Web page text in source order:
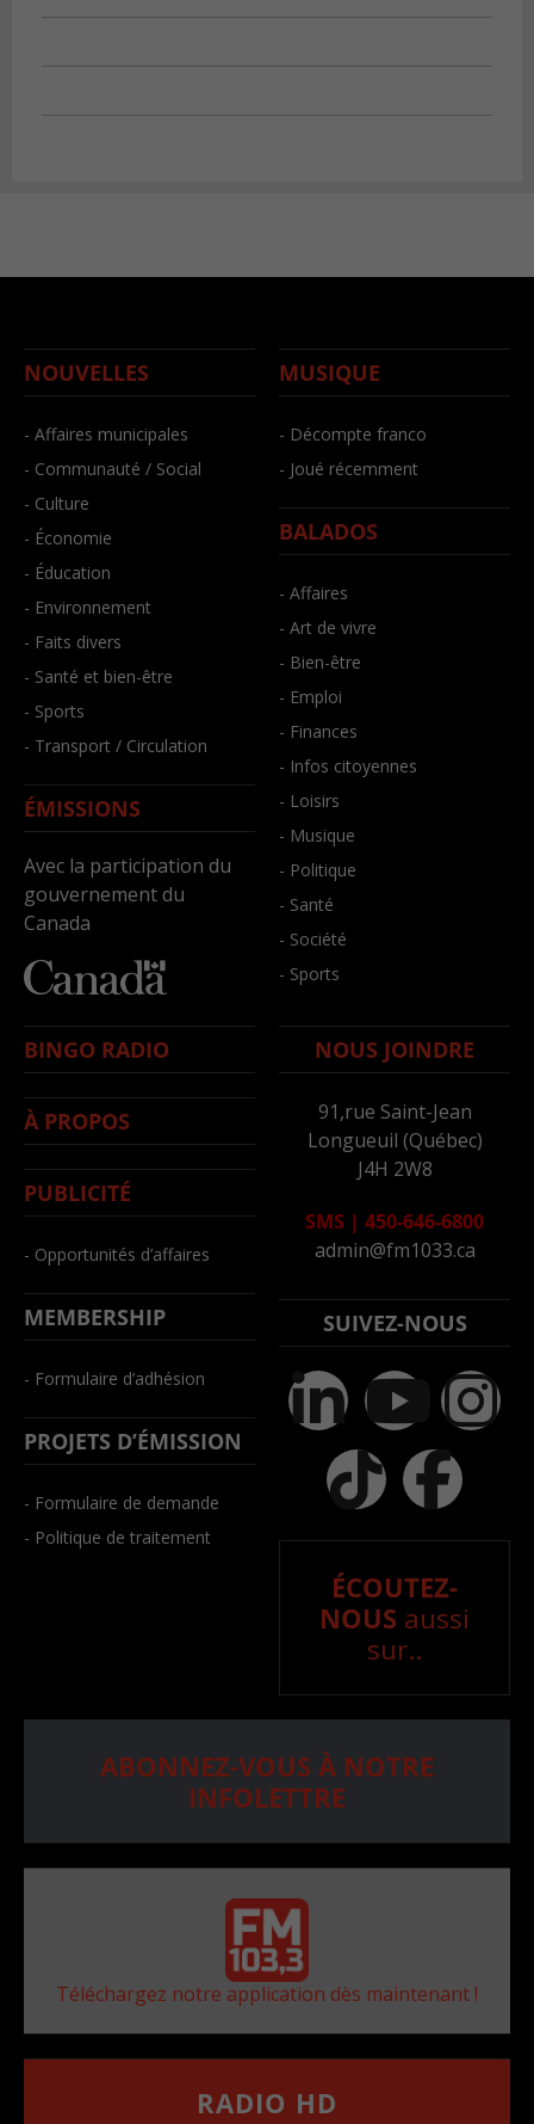
NOUVELLES
- Affaires municipales
- Communauté / Social
- Culture
- Économie
- Éducation
- Environnement
- Faits divers
- Santé et bien-être
- Sports
- Transport / Circulation
ÉMISSIONS
Avec la participation du
gouvernement du
Canada
MUSIQUE
- Décompte franco
- Joué récemment
BALADOS
- Affaires
- Art de vivre
- Bien-être
- Emploi
- Finances
- Infos citoyennes
- Loisirs
- Musique
- Politique
- Santé
- Société
- Sports
BINGO RADIO
À PROPOS
PUBLICITÉ
- Opportunités d’affaires
MEMBERSHIP
- Formulaire d’adhésion
PROJETS D’ÉMISSION
- Formulaire de demande
- Politique de traitement
NOUS JOINDRE
91,rue Saint-Jean
Longueuil (Québec)
J4H 2W8
SMS | 450-646-6800
admin@fm1033.ca
SUIVEZ-NOUS
ÉCOUTEZ-
NOUS aussi
sur..
ABONNEZ-VOUS À NOTRE
INFOLETTRE
Téléchargez notre application dès maintenant !
RADIO HD